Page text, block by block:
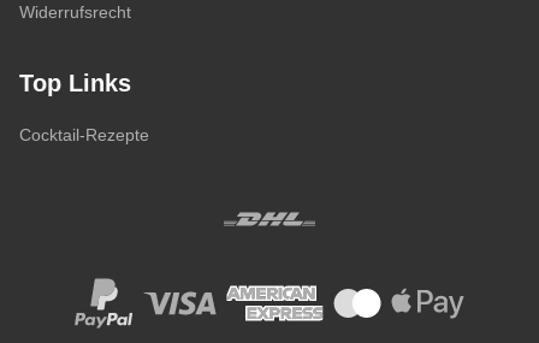
Widerrufsrecht
Top Links
Cocktail-Rezepte